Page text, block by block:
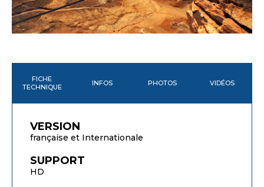
FICHE
TECHNIQUE
INFOS PHOTOS VIDÉOS
VERSION
française et Internationale
SUPPORT
HD